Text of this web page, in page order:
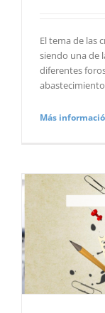
El tema de las
siendo una de
diferentes
Más